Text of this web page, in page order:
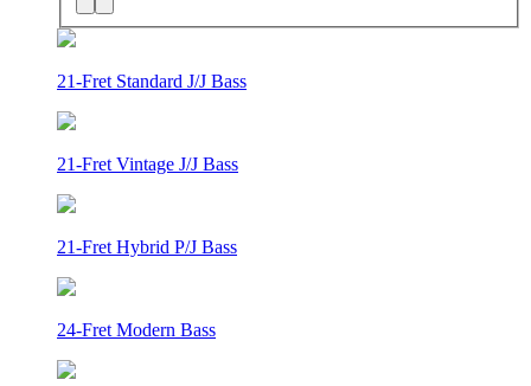
21-Fret Standard J/J Bass
21-Fret Vintage J/J Bass
21-Fret Hybrid P/J Bass
24-Fret Modern Bass